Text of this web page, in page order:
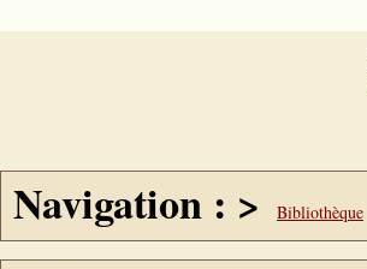
Navigation : > Bibliothèque